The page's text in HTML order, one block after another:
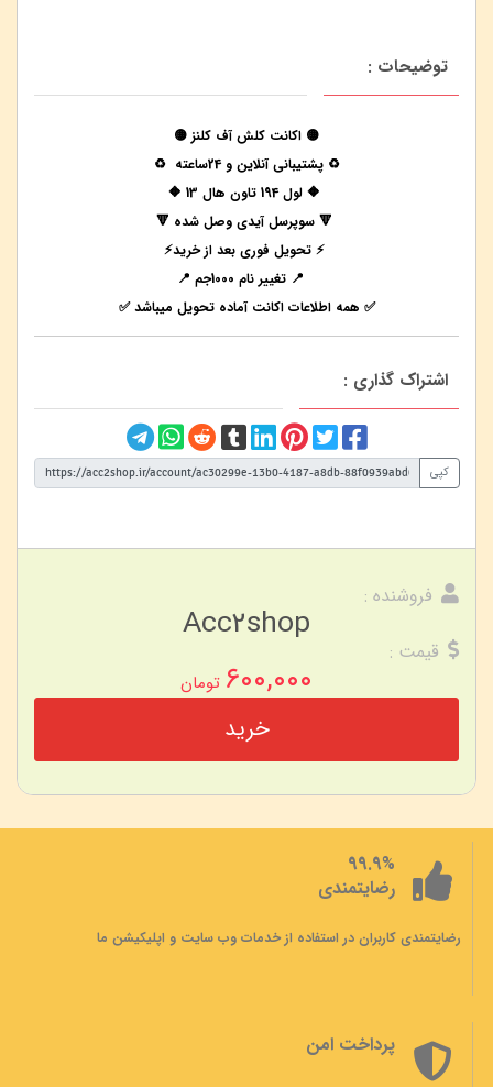
توضیحات :
🟡 اکانت کلش آف کلنز 🟡
♻️ پشتیبانی آنلاین و 24ساعته ♻️
🔶 لول 194 تاون هال 13 🔶
🔻 سوپرسل آیدی وصل شده 🔻
⚡️ تحویل فوری بعد از خرید⚡️
📍 تغییر نام 1000جم 📍
✅ همه اطلاعات اکانت آماده تحویل میباشد ✅
اشتراک گذاری :
کپی
فروشنده :
Acc2shop
قیمت :
۶۰۰,۰۰۰ تومان
خرید
99.9%
رضایتمندی
رضایتمندی کاربران در استفاده از خدمات وب سایت و اپلیکیشن ما
پرداخت امن